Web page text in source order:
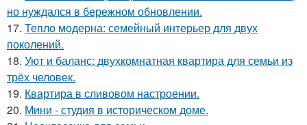
но нуждался в бережном обновлении.
17. Тепло модерна: семейный интерьер для двух
поколений.
18. Уют и баланс: двухкомнатная квартира для семьи из
трёх человек.
19. Квартира в сливовом настроении.
20. Мини - студия в историческом доме.